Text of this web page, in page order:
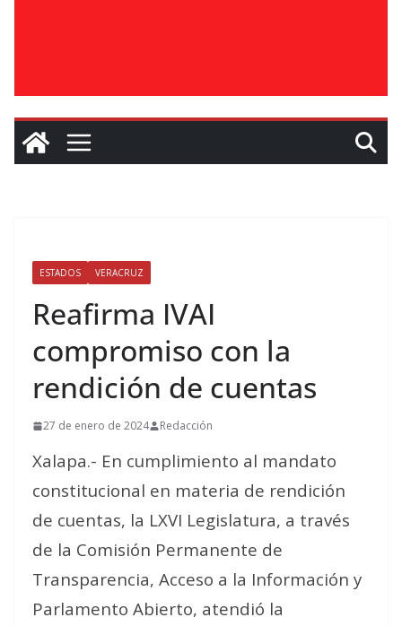
ESTADOS VERACRUZ
Reafirma IVAI
compromiso con la
rendición de cuentas
27 de enero de 2024 Redacción
Xalapa.- En cumplimiento al mandato
constitucional en materia de rendición
de cuentas, la LXVI Legislatura, a través
de la Comisión Permanente de
Transparencia, Acceso a la Información y
Parlamento Abierto, atendió la